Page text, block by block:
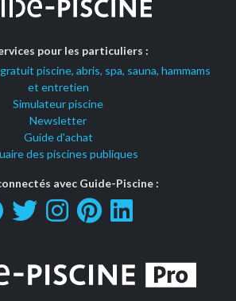
pour les particuliers :
piscine, abris, spa, sauna, hammams
et entretien
Simulateur piscine
Newsletter
Guide d'achat
des piscines publiques
avec Guide-Piscine :